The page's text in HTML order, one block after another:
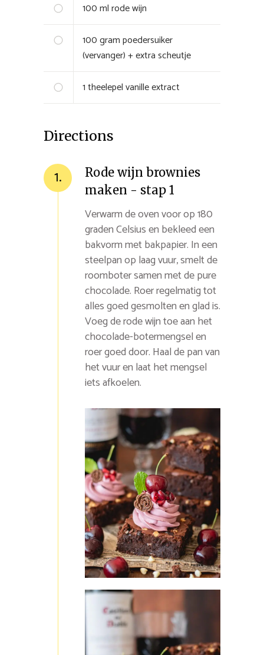
100mlrode wijn
100grampoedersuiker
(vervanger) + extra scheutje
1theelepelvanille extract
Directions
1.
Rode wijn brownies
maken - stap 1
Verwarm de oven voor op 180
graden Celsius en bekleed een
bakvorm met bakpapier. In een
steelpan op laag vuur, smelt de
roomboter samen met de pure
chocolade. Roer regelmatig tot
alles goed gesmolten en glad is.
Voeg de rode wijn toe aan het
chocolade-botermengsel en
roer goed door. Haal de pan van
het vuur en laat het mengsel
iets afkoelen.